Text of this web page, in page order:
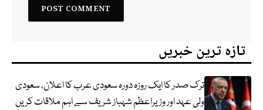
تازہ ترین خبریں
ترک صدر کا ایک روزہ دورہ سعودی عرب کا اعلان، سعودی
ولی عہد اور وزیراعظم شہباز شریف سے اہم ملاقات کریں